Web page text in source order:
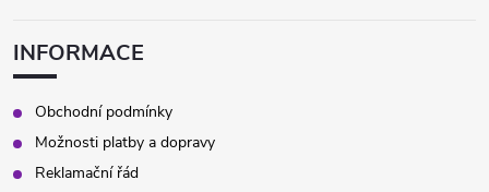
INFORMACE
Obchodní podmínky
Možnosti platby a dopravy
Reklamační řád